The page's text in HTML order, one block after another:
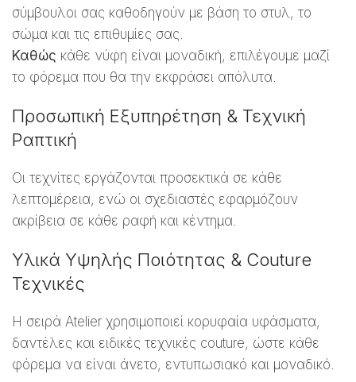
σύμβουλοι σας καθοδηγούν με βάση το στυλ, το
σώμα και τις επιθυμίες σας.
Καθώς κάθε νύφη είναι μοναδική, επιλέγουμε μαζί
το φόρεμα που θα την εκφράσει απόλυτα.
Προσωπική Εξυπηρέτηση & Τεχνική
Ραπτική
Οι τεχνίτες εργάζονται προσεκτικά σε κάθε
λεπτομέρεια, ενώ οι σχεδιαστές εφαρμόζουν
ακρίβεια σε κάθε ραφή και κέντημα.
Υλικά Υψηλής Ποιότητας & Couture
Τεχνικές
Η σειρά Atelier χρησιμοποιεί κορυφαία υφάσματα,
δαντέλες και ειδικές τεχνικές couture, ώστε κάθε
φόρεμα να είναι άνετο, εντυπωσιακό και μοναδικό.